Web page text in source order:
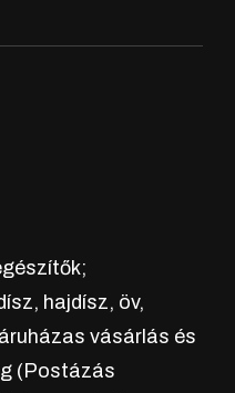
hajdísz, öv,
vásárlás és
(Postázás